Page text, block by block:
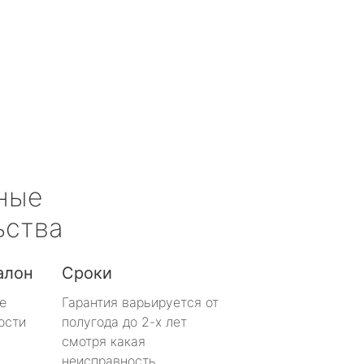
Сроки
Гарантия варьируется от
полугода до 2-х лет
смотря какая
неисправность.